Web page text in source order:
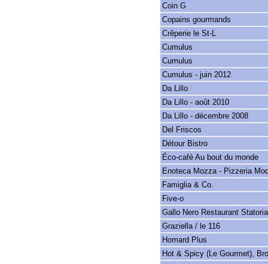
Coin G
Copains gourmands
Crêperie le St-L
Cumulus
Cumulus
Cumulus - juin 2012
Da Lillo
Da Lillo - août 2010
Da Lillo - décembre 2008
Del Friscos
Détour Bistro
Éco-café Au bout du monde
Enoteca Mozza - Pizzeria
Famiglia & Co.
Five-o
Gallo Nero Restaurant Statoria
Graziella / le 116
Homard Plus
Hot & Spicy (Le Gourmet),